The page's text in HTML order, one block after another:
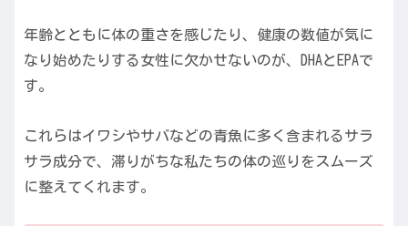
年齢とともに体の重さを感じたり、健康の数値が気に
なり始めたりする女性に欠かせないのが、DHAとEPAで
す。
これらはイワシやサバなどの青魚に多く含まれるサラ
サラ成分で、滞りがちな私たちの体の巡りをスムーズ
に整えてくれます。